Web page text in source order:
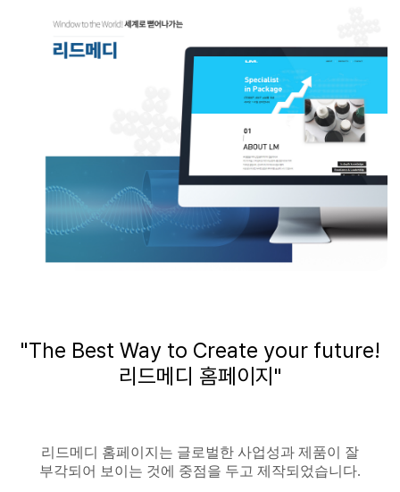
"The Best Way to Create your future!
리드메디 홈페이지"
리드메디 홈페이지는 글로벌한 사업성과 제품이 잘
부각되어 보이는 것에 중점을 두고 제작되었습니다.